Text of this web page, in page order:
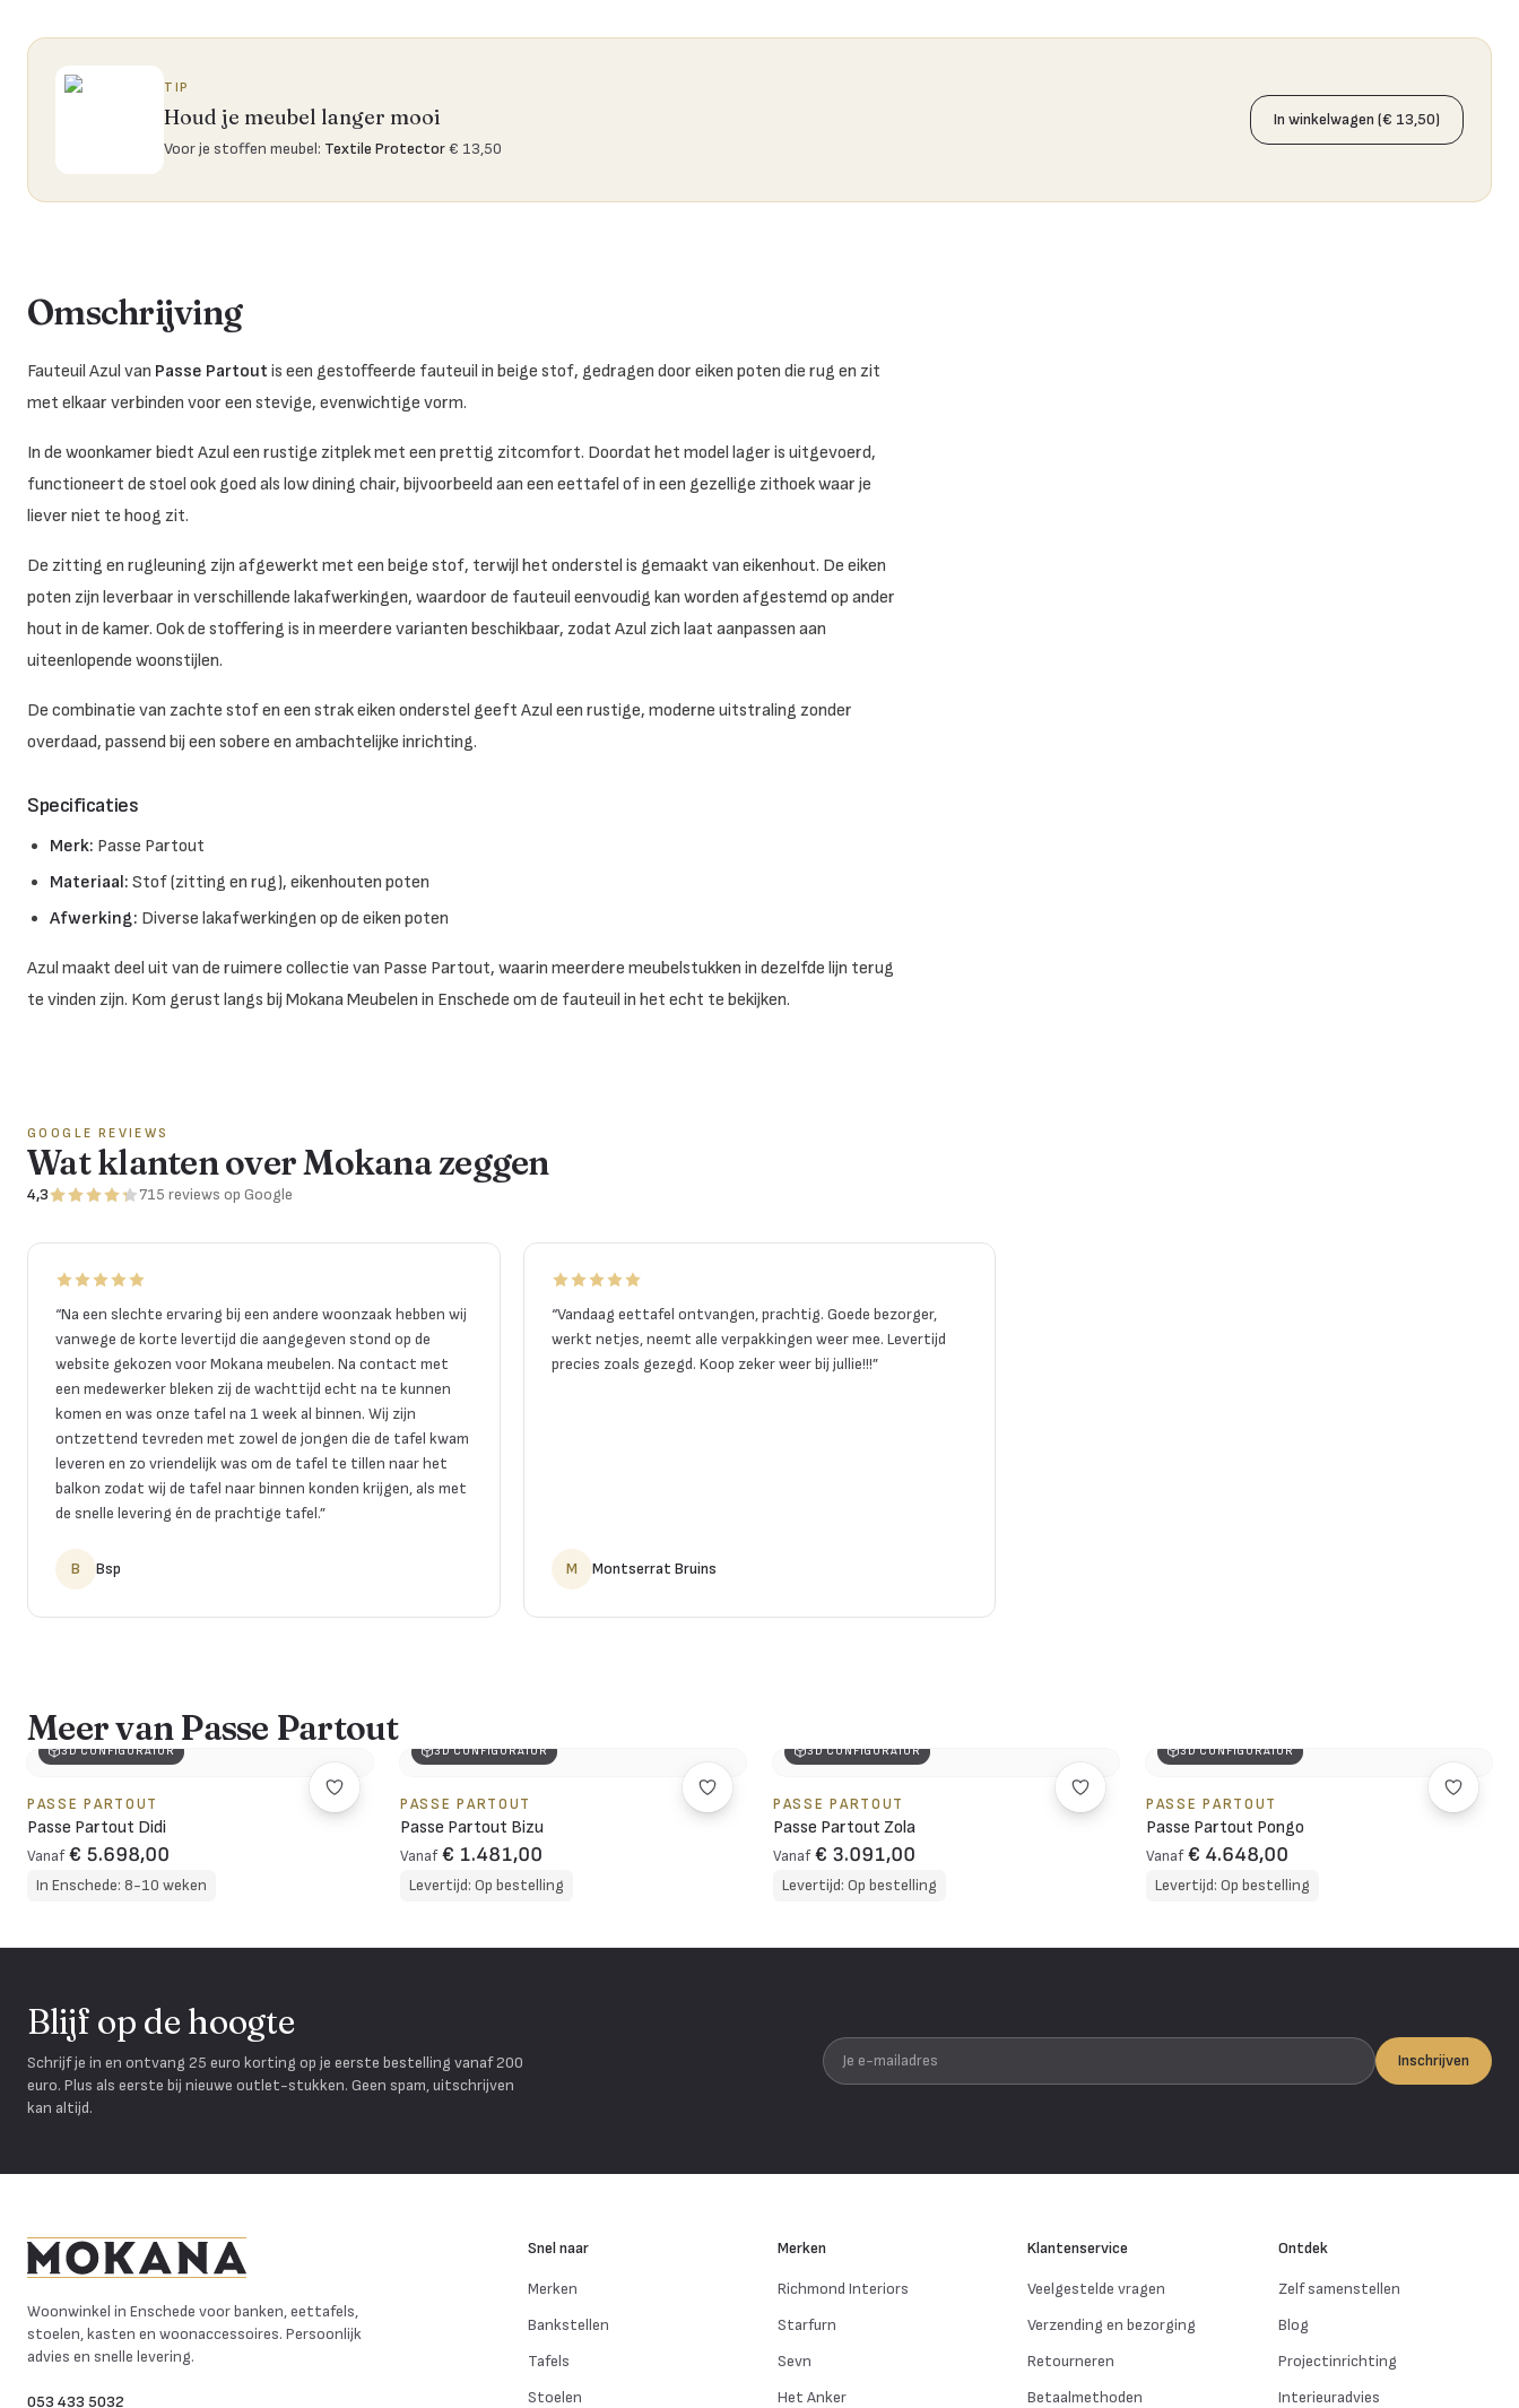
TIP
Houd je meubel langer mooi
Voor je stoffen meubel: Textile Protector€ 13,50
In winkelwagen (€ 13,50)
Omschrijving
Fauteuil Azul van Passe Partout is een gestoffeerde fauteuil in beige stof, gedragen door eiken poten die rug en zit
met elkaar verbinden voor een stevige, evenwichtige vorm.
In de woonkamer biedt Azul een rustige zitplek met een prettig zitcomfort. Doordat het model lager is uitgevoerd,
functioneert de stoel ook goed als low dining chair, bijvoorbeeld aan een eettafel of in een gezellige zithoek waar je
liever niet te hoog zit.
De zitting en rugleuning zijn afgewerkt met een beige stof, terwijl het onderstel is gemaakt van eikenhout. De eiken
poten zijn leverbaar in verschillende lakafwerkingen, waardoor de fauteuil eenvoudig kan worden afgestemd op ander
hout in de kamer. Ook de stoffering is in meerdere varianten beschikbaar, zodat Azul zich laat aanpassen aan
uiteenlopende woonstijlen.
De combinatie van zachte stof en een strak eiken onderstel geeft Azul een rustige, moderne uitstraling zonder
overdaad, passend bij een sobere en ambachtelijke inrichting.
Specificaties
Merk: Passe Partout
Materiaal: Stof (zitting en rug), eikenhouten poten
Afwerking: Diverse lakafwerkingen op de eiken poten
Azul maakt deel uit van de ruimere collectie van Passe Partout, waarin meerdere meubelstukken in dezelfde lijn terug
te vinden zijn. Kom gerust langs bij Mokana Meubelen in Enschede om de fauteuil in het echt te bekijken.
GOOGLE REVIEWS
Wat klanten over Mokana zeggen
4,3 715 reviews op Google
“Na een slechte ervaring bij een andere woonzaak hebben wij
vanwege de korte levertijd die aangegeven stond op de
website gekozen voor Mokana meubelen. Na contact met
een medewerker bleken zij de wachttijd echt na te kunnen
komen en was onze tafel na 1 week al binnen. Wij zijn
ontzettend tevreden met zowel de jongen die de tafel kwam
leveren en zo vriendelijk was om de tafel te tillen naar het
balkon zodat wij de tafel naar binnen konden krijgen, als met
de snelle levering én de prachtige tafel.”
B Bsp
“Vandaag eettafel ontvangen, prachtig. Goede bezorger,
werkt netjes, neemt alle verpakkingen weer mee. Levertijd
precies zoals gezegd. Koop zeker weer bij jullie!!!”
M Montserrat Bruins
Meer van Passe Partout
3D CONFIGURATOR
PASSE PARTOUT
Passe Partout Didi
Vanaf € 5.698,00
In Enschede: 8-10 weken
3D CONFIGURATOR
PASSE PARTOUT
Passe Partout Bizu
Vanaf € 1.481,00
Levertijd: Op bestelling
3D CONFIGURATOR
PASSE PARTOUT
Passe Partout Zola
Vanaf € 3.091,00
Levertijd: Op bestelling
3D CONFIGURATOR
PASSE PARTOUT
Passe Partout Pongo
Vanaf € 4.648,00
Levertijd: Op bestelling
Blijf op de hoogte
Schrijf je in en ontvang 25 euro korting op je eerste bestelling vanaf 200
euro. Plus als eerste bij nieuwe outlet-stukken. Geen spam, uitschrijven
kan altijd.
Je e-mailadres
Inschrijven
Woonwinkel in Enschede voor banken, eettafels,
stoelen, kasten en woonaccessoires. Persoonlijk
advies en snelle levering.
053 433 5032
Snel naar
Merken
Bankstellen
Tafels
Stoelen
Merken
Richmond Interiors
Starfurn
Sevn
Het Anker
Klantenservice
Veelgestelde vragen
Verzending en bezorging
Retourneren
Betaalmethoden
Ontdek
Zelf samenstellen
Blog
Projectinrichting
Interieuradvies